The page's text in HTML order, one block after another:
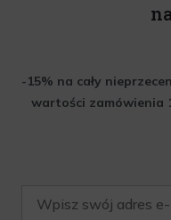
-15% na cały
wartości zamówienia